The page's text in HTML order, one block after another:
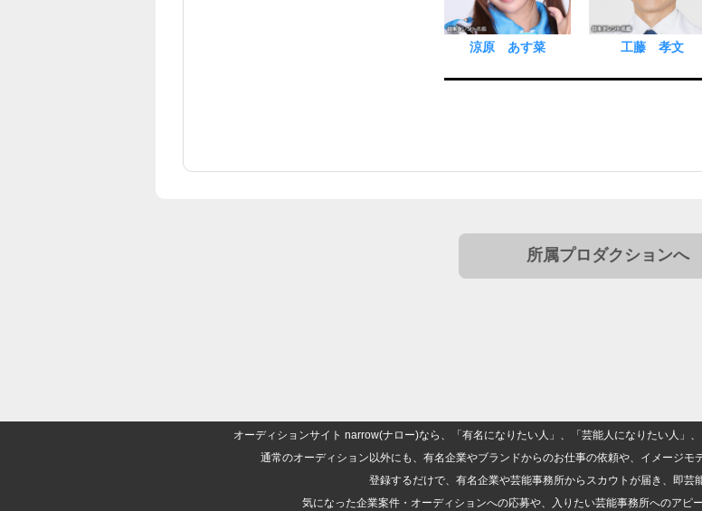
涼原 あす菜 工藤 孝文
所属プロダクションへ
オーディションサイト narrow(ナロー)なら、「有名になりたい人」、「芸能人になりたい人」
通常のオーディション以外にも、有名企業やブランドからのお仕事の依頼や、イメージモ
登録するだけで、有名企業や芸能事務所からスカウトが届き、即芸
気になった企業案件・オーディションへの応募や、入りたい芸能事務所へのアピ